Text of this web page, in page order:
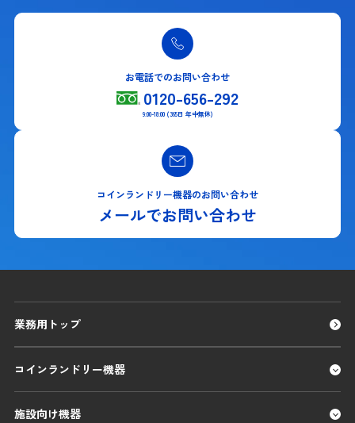
お電話でのお問い合わせ
0120-656-292
9:00-18:00 (365日 年中無休)
コインランドリー機器のお問い合わせ
メールでお問い合わせ
業務用トップ
コインランドリー機器
施設向け機器